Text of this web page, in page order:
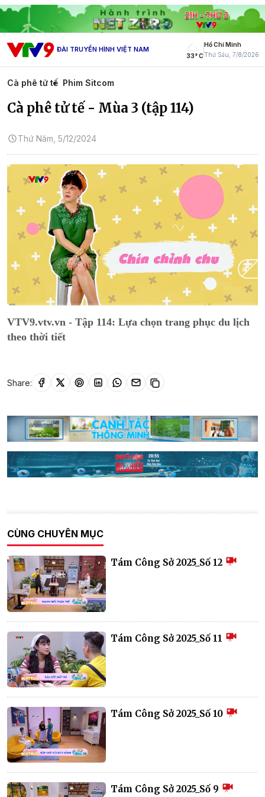
ĐÀI TRUYỀN HÌNH VIỆT NAM
33° C
Hồ Chí Minh
Thứ Sáu, 7/8/2026
Cà phê tử tế Phim Sitcom
Cà phê tử tế - Mùa 3 (tập 114)
Thứ Năm, 5/12/2024
Time
VTV9.vtv.vn - Tập 114: Lựa chọn trang phục du lịch
theo thời tiết
Share:
CÙNG CHUYÊN MỤC
Tám Công Sở 2025_Số 12
Tám Công Sở 2025_Số 11
Tám Công Sở 2025_Số 10
Tám Công Sở 2025_Số 9